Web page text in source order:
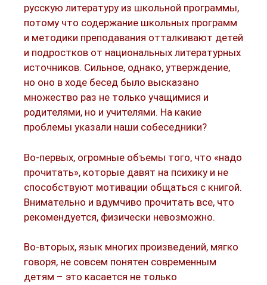
русскую литературу из школьной программы,
потому что содержание школьных программ
и методики преподавания отталкивают детей
и подростков от национальных литературных
источников. Сильное, однако, утверждение,
но оно в ходе бесед было высказано
множество раз не только учащимися и
родителями, но и учителями. На какие
проблемы указали наши собеседники?
Во-первых, огромные объемы того, что «надо
прочитать», которые давят на психику и не
способствуют мотивации общаться с книгой.
Внимательно и вдумчиво прочитать все, что
рекомендуется, физически невозможно.
Во-вторых, язык многих произведений, мягко
говоря, не совсем понятен современным
детям – это касается не только